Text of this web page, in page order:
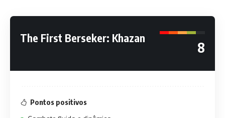
The First Berseker: Khazan
8
Pontos positivos